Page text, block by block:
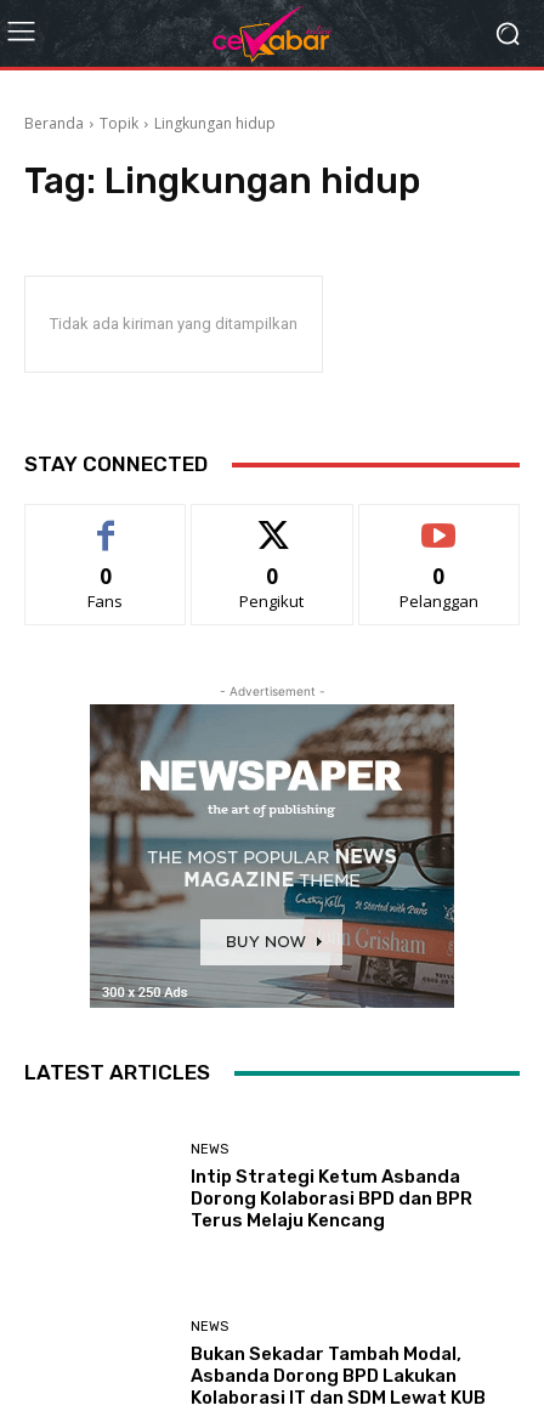
Beranda Topik Lingkungan hidup
Tag: Lingkungan hidup
Tidak ada kiriman yang ditampilkan
STAY CONNECTED
0
Fans
0
Pengikut
0
Pelanggan
- Advertisement -
LATEST ARTICLES
NEWS
Intip Strategi Ketum Asbanda
Dorong Kolaborasi BPD dan BPR
Terus Melaju Kencang
NEWS
Bukan Sekadar Tambah Modal,
Asbanda Dorong BPD Lakukan
Kolaborasi IT dan SDM Lewat KUB